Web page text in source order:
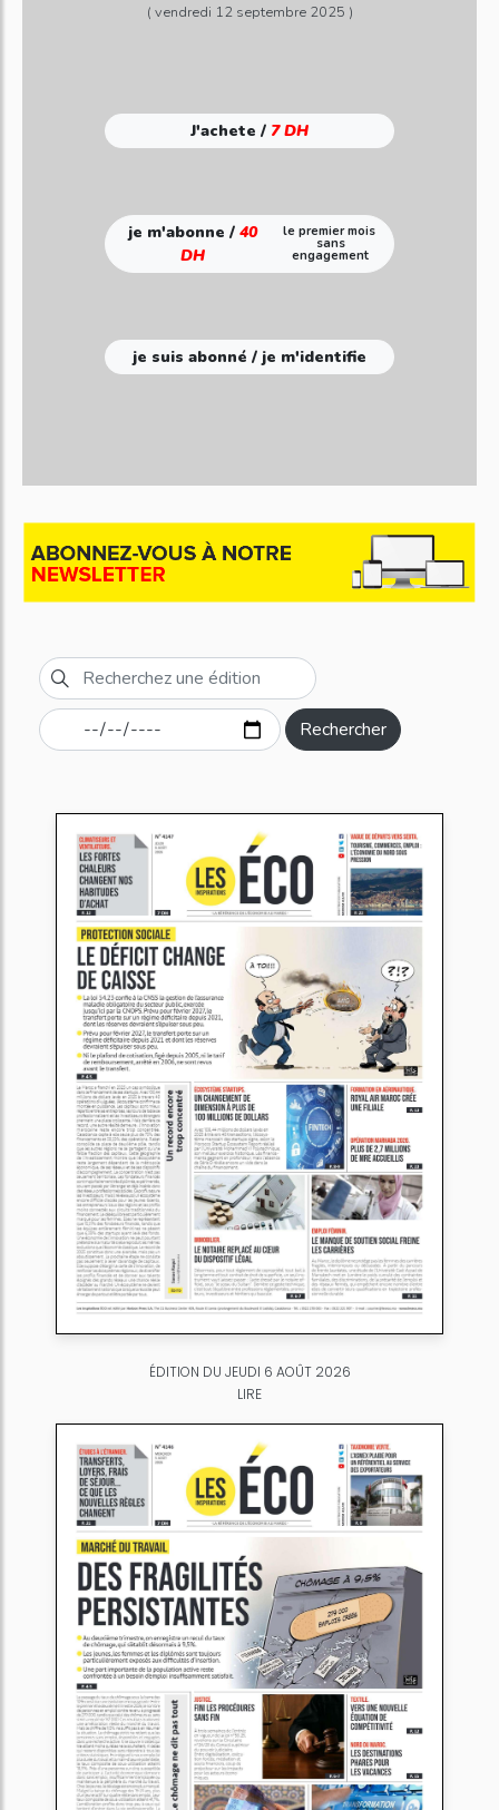
( vendredi 12 septembre 2025 )
J'achete / 7 DH
je m'abonne /40
DH
le premier mois
sans
engagement
je suis abonné / je m'identifie
Rechercher
ÉDITION DU JEUDI 6 AOÛT 2026
LIRE